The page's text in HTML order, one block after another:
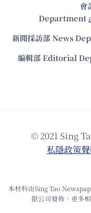
會
Department
新聞採訪部 News
編輯部 Editorial
© 2021 Sing
私隱政策
本材料由Sing Tao
限公司發佈，更多